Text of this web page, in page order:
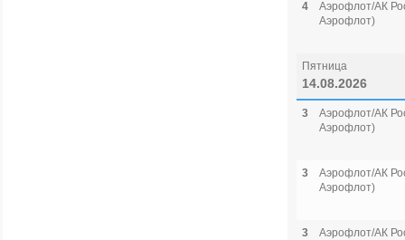
4
Аэрофлот/АК
Аэрофлот)
Пятница
14.08.2026
3
Аэрофлот/АК
Аэрофлот)
3
Аэрофлот/АК
Аэрофлот)
3
Аэрофлот/АК